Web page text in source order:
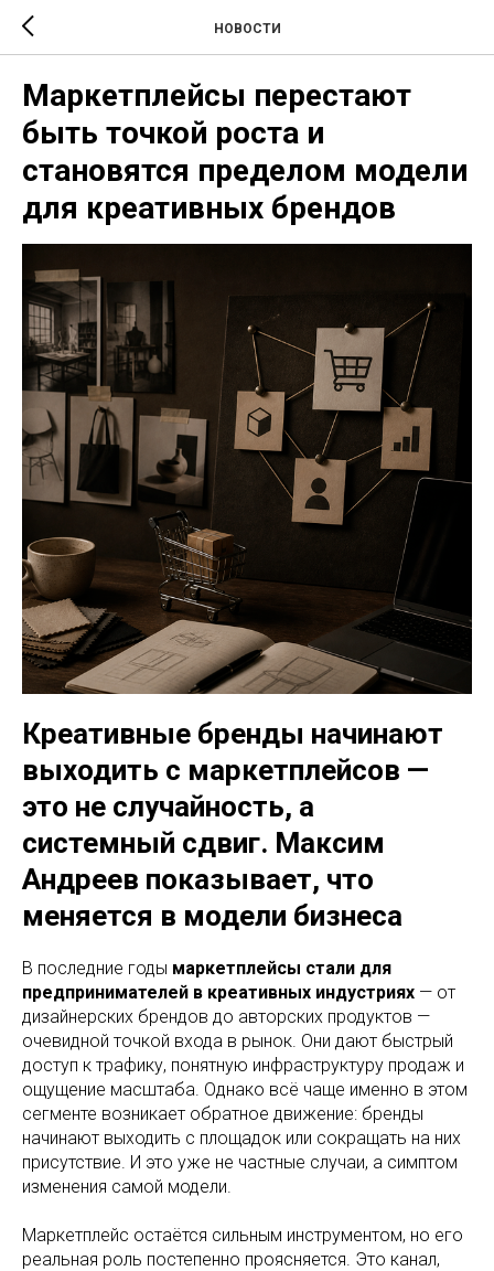
НОВОСТИ
Маркетплейсы перестают
быть точкой роста и
становятся пределом модели
для креативных брендов
Креативные бренды начинают
выходить с маркетплейсов —
это не случайность, а
системный сдвиг. Максим
Андреев показывает, что
меняется в модели бизнеса
В последние годы маркетплейсы стали для
предпринимателей в креативных индустриях — от
дизайнерских брендов до авторских продуктов —
очевидной точкой входа в рынок. Они дают быстрый
доступ к трафику, понятную инфраструктуру продаж и
ощущение масштаба. Однако всё чаще именно в этом
сегменте возникает обратное движение: бренды
начинают выходить с площадок или сокращать на них
присутствие. И это уже не частные случаи, а симптом
изменения самой модели.
Маркетплейс остаётся сильным инструментом, но его
реальная роль постепенно проясняется. Это канал,